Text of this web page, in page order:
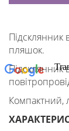
Підсклянник
пляшок.
Підсклянник
Компактний,